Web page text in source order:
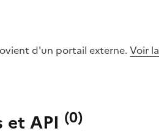
d'un portail externe. Voir la
et API (0)